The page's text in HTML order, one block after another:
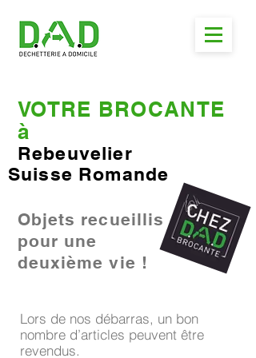
VOTRE BROCANTE
à
Rebeuvelier
Suisse Romande
Objets recueillis
pour une
deuxième vie !
Lors de nos débarras, un bon
nombre d’articles peuvent être
revendus.